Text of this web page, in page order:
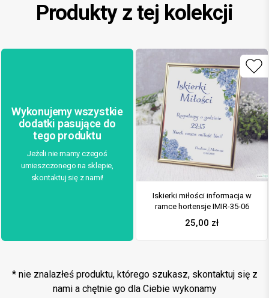
Produkty z tej kolekcji
Wykonujemy wszystkie
dodatki pasujące do
tego produktu
Jeżeli nie mamy czegoś
umieszczonego na sklepie,
skontaktuj się z nami!
Iskierki miłości informacja w
ramce hortensje IMIR-35-06
25,00 zł
* nie znalazłeś produktu, którego szukasz, skontaktuj się z
nami a chętnie go dla Ciebie wykonamy